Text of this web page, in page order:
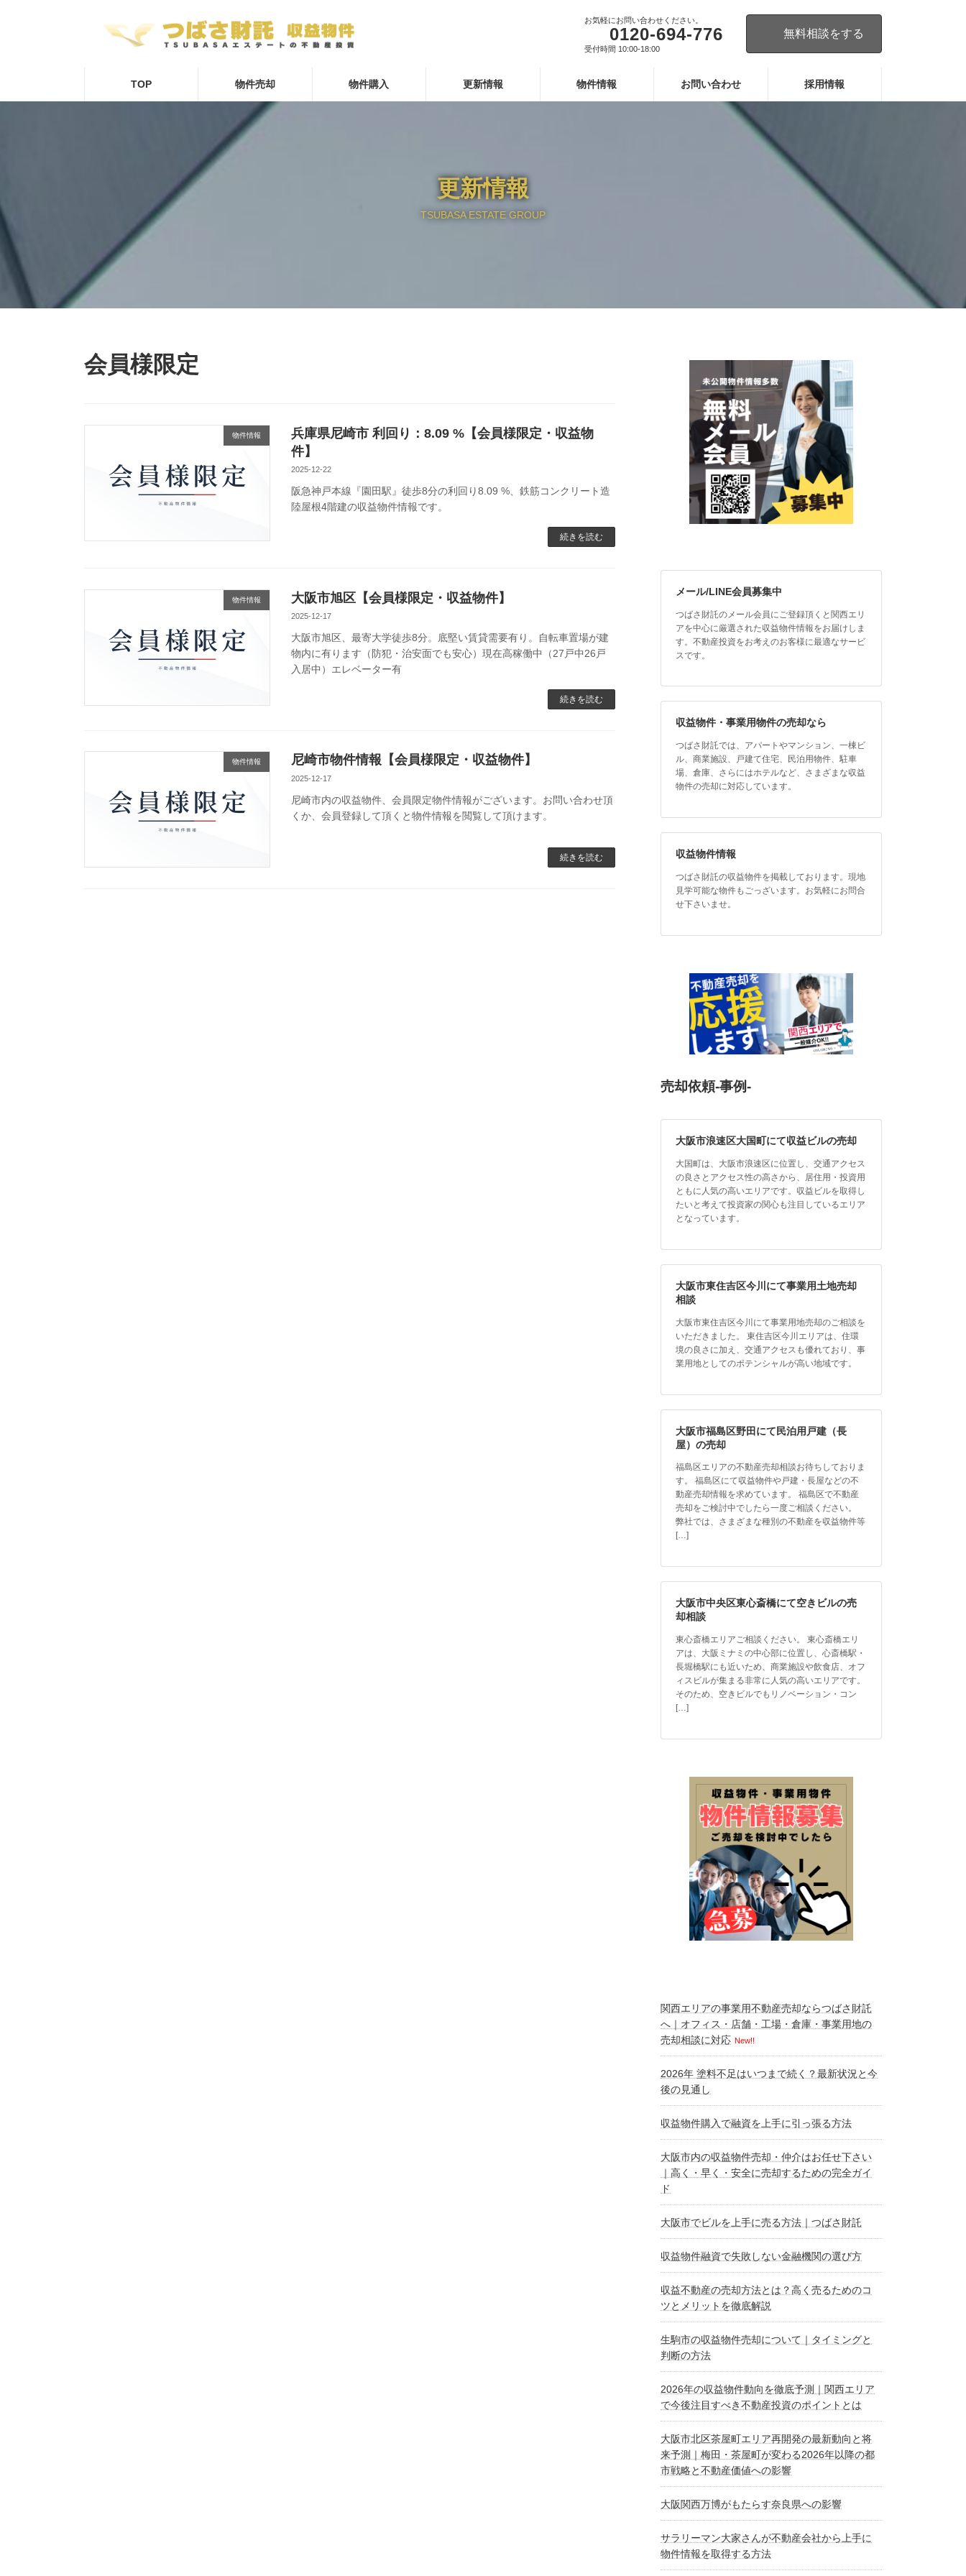
お気軽にお問い合わせください。
0120-694-776
受付時間 10:00-18:00
無料相談をする
TOP 物件売却 物件購入 更新情報 物件情報 お問い合わせ 採用情報
更新情報
TSUBASA ESTATE GROUP
会員様限定
物件情報
兵庫県尼崎市 利回り：8.09 %【会員様限定・収益物
件】
2025-12-22
阪急神戸本線『園田駅』徒歩8分の利回り8.09 %、鉄筋コンクリート造
陸屋根4階建の収益物件情報です。
続きを読む
物件情報 大阪市旭区【会員様限定・収益物件】
2025-12-17
大阪市旭区、最寄大学徒歩8分。底堅い賃貸需要有り。自転車置場が建
物内に有ります（防犯・治安面でも安心）現在高稼働中（27戸中26戸
入居中）エレベーター有
続きを読む
物件情報 尼崎市物件情報【会員様限定・収益物件】
2025-12-17
尼崎市内の収益物件、会員限定物件情報がございます。お問い合わせ頂
くか、会員登録して頂くと物件情報を閲覧して頂けます。
続きを読む
メール/LINE会員募集中
つばさ財託のメール会員にご登録頂くと関西エリ
アを中心に厳選された収益物件情報をお届けしま
す。不動産投資をお考えのお客様に最適なサービ
スです。
収益物件・事業用物件の売却なら
つばさ財託では、アパートやマンション、一棟ビ
ル、商業施設、戸建て住宅、民泊用物件、駐車
場、倉庫、さらにはホテルなど、さまざまな収益
物件の売却に対応しています。
収益物件情報
つばさ財託の収益物件を掲載しております。現地
見学可能な物件もごっざいます。お気軽にお問合
せ下さいませ。
売却依頼-事例-
大阪市浪速区大国町にて収益ビルの売却
大国町は、大阪市浪速区に位置し、交通アクセス
の良さとアクセス性の高さから、居住用・投資用
ともに人気の高いエリアです。収益ビルを取得し
たいと考えて投資家の関心も注目しているエリア
となっています。
大阪市東住吉区今川にて事業用土地売却
相談
大阪市東住吉区今川にて事業用地売却のご相談を
いただきました。 東住吉区今川エリアは、住環
境の良さに加え、交通アクセスも優れており、事
業用地としてのポテンシャルが高い地域です。
大阪市福島区野田にて民泊用戸建（長
屋）の売却
福島区エリアの不動産売却相談お待ちしておりま
す。 福島区にて収益物件や戸建・長屋などの不
動産売却情報を求めています。 福島区で不動産
売却をご検討中でしたら一度ご相談ください。
弊社では、さまざまな種別の不動産を収益物件等
[…]
大阪市中央区東心斎橋にて空きビルの売
却相談
東心斎橋エリアご相談ください。 東心斎橋エリ
アは、大阪ミナミの中心部に位置し、心斎橋駅・
長堀橋駅にも近いため、商業施設や飲食店、オフ
ィスビルが集まる非常に人気の高いエリアです。
そのため、空きビルでもリノベーション・コン
[…]
関西エリアの事業用不動産売却ならつばさ財託
へ｜オフィス・店舗・工場・倉庫・事業用地の
売却相談に対応 New!!
2026年 塗料不足はいつまで続く？最新状況と今
後の見通し
収益物件購入で融資を上手に引っ張る方法
大阪市内の収益物件売却・仲介はお任せ下さい
｜高く・早く・安全に売却するための完全ガイ
ド
大阪市でビルを上手に売る方法｜つばさ財託
収益物件融資で失敗しない金融機関の選び方
収益不動産の売却方法とは？高く売るためのコ
ツとメリットを徹底解説
生駒市の収益物件売却について｜タイミングと
判断の方法
2026年の収益物件動向を徹底予測｜関西エリア
で今後注目すべき不動産投資のポイントとは
大阪市北区茶屋町エリア再開発の最新動向と将
来予測｜梅田・茶屋町が変わる2026年以降の都
市戦略と不動産価値への影響
大阪関西万博がもたらす奈良県への影響
サラリーマン大家さんが不動産会社から上手に
物件情報を取得する方法